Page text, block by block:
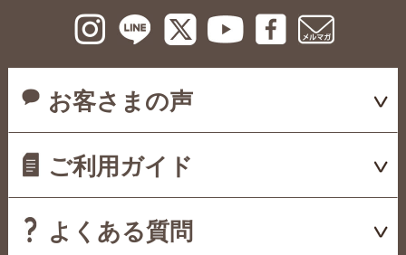
お客さまの声
ご利用ガイド
よくある質問